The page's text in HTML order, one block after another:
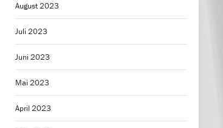
August 2023
Juli 2023
Juni 2023
Mai 2023
April 2023